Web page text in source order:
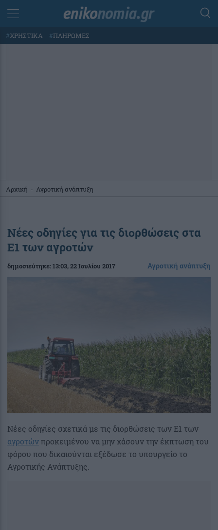
#ΧΡΗΣΤΙΚΑ #ΠΛΗΡΩΜΕΣ
Αρχική - Αγροτική ανάπτυξη
Νέες οδηγίες για τις διορθώσεις στα
Ε1 των αγροτών
δημοσιεύτηκε:13:03, 22 Ιουλίου 2017 Αγροτική ανάπτυξη
Νέες οδηγίες σχετικά με τις διορθώσεις των Ε1 των
αγροτών προκειμένου να μην χάσουν την έκπτωση του
φόρου που δικαιούνται εξέδωσε το υπουργείο το
Αγροτικής Ανάπτυξης.